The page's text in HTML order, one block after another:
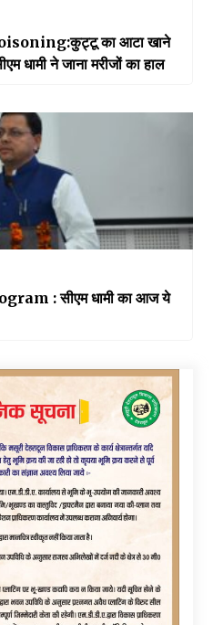
का आटा खाने
धामी ने जाना मरीजों का हाल
: सीएम धामी का आज ये